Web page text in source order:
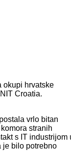
okupi hrvatske
Croatia.
vrlo bitan
stranih
s IT industrijom
je bilo potrebno